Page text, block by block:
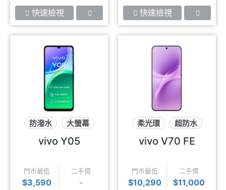
快速檢視
快速檢視
防潑水
大螢幕
長續航
vivo Y05
門市最低
$3,590
二手價
-
柔光環
超防水
7千大電量
vivo V70 FE
門市最低
$10,290
二手價
$11,000